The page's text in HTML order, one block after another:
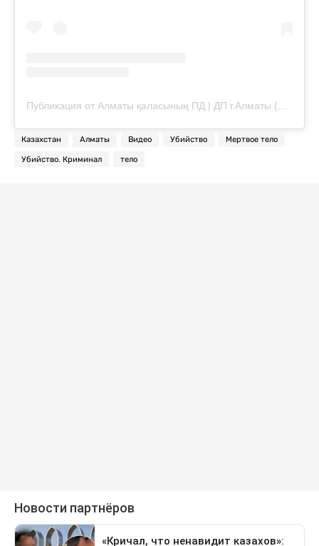
Казахстан Алматы Видео Убийство Мертвое тело
Убийство. Криминал тело